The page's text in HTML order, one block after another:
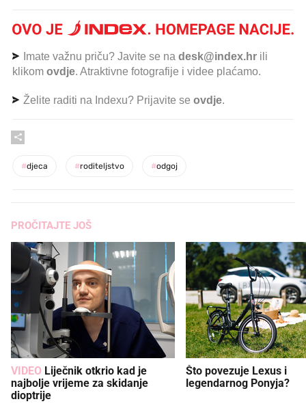
Imate važnu priču? Javite se na desk@index.hr ili
klikom ovdje. Atraktivne fotografije i videe plaćamo.
Želite raditi na Indexu? Prijavite se ovdje.
#djeca #roditeljstvo #odgoj
PROČITAJTE JOŠ
VIDEO
najbolje vrijeme za skidanje
dioptrije
Što povezuje Lexus i
legendarnog Ponyja?